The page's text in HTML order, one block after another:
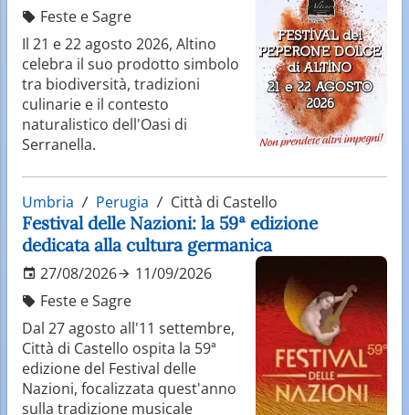
Feste e Sagre
Il 21 e 22 agosto 2026, Altino
celebra il suo prodotto simbolo
tra biodiversità, tradizioni
culinarie e il contesto
naturalistico dell'Oasi di
Serranella.
Umbria Perugia Città di Castello
Festival delle Nazioni: la 59ª edizione
dedicata alla cultura germanica
27/08/2026
11/09/2026
Feste e Sagre
Dal 27 agosto all'11 settembre,
Città di Castello ospita la 59ª
edizione del Festival delle
Nazioni, focalizzata quest'anno
sulla tradizione musicale